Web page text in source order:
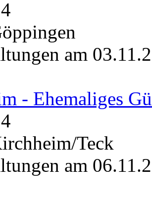
am
- Ehemaliges
Teck
am